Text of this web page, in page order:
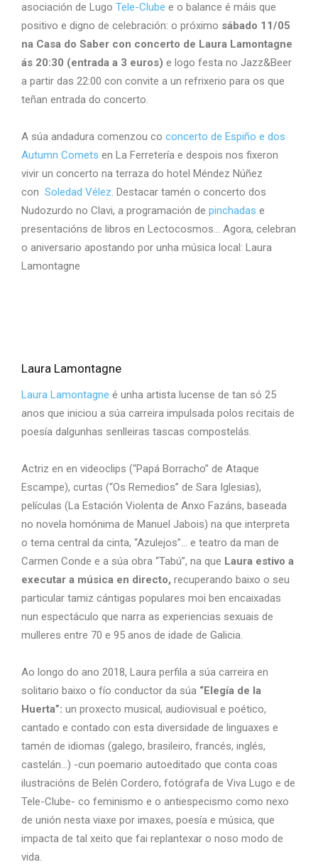
asociación de Lugo Tele-Clube e o balance é máis que
positivo e digno de celebración: o próximo sábado 11/05
na Casa do Saber con concerto de Laura Lamontagne
ás 20:30 (entrada a 3 euros) e logo festa no Jazz&Beer
a partir das 22:00 con convite a un refrixerio para os que
teñan entrada do concerto.
A súa andadura comenzou co concerto de Espiño e dos
Autumn Comets en La Ferretería e despois nos fixeron
vivir un concerto na terraza do hotel Méndez Núñez
con Soledad Vélez. Destacar tamén o concerto dos
Nudozurdo no Clavi, a programación de pinchadas e
presentacións de libros en Lectocosmos… Agora, celebran
o aniversario apostando por unha música local: Laura
Lamontagne
Laura Lamontagne
Laura Lamontagne é unha artista lucense de tan só 25
anos que iniciou a súa carreira impulsada polos recitais de
poesía dalgunhas senlleiras tascas compostelás.
Actriz en en videoclips (“Papá Borracho” de Ataque
Escampe), curtas (“Os Remedios” de Sara Iglesias),
películas (La Estación Violenta de Anxo Fazáns, baseada
no novela homónima de Manuel Jabois) na que interpreta
o tema central da cinta, “Azulejos”… e teatro da man de
Carmen Conde e a súa obra “Tabú”, na que Laura estivo a
executar a música en directo, recuperando baixo o seu
particular tamiz cántigas populares moi ben encaixadas
nun espectáculo que narra as experiencias sexuais de
mulleres entre 70 e 95 anos de idade de Galicia.
Ao longo do ano 2018, Laura perfila a súa carreira en
solitario baixo o fío conductor da súa “Elegía de la
Huerta”: un proxecto musical, audiovisual e poético,
cantado e contado con esta diversidade de linguaxes e
tamén de idiomas (galego, brasileiro, francés, inglés,
castelán…) -cun poemario autoeditado que conta coas
ilustracións de Belén Cordero, fotógrafa de Viva Lugo e de
Tele-Clube- co feminismo e o antiespecismo como nexo
de unión nesta viaxe por imaxes, poesía e música, que
impacta de tal xeito que fai replantexar o noso modo de
vida.